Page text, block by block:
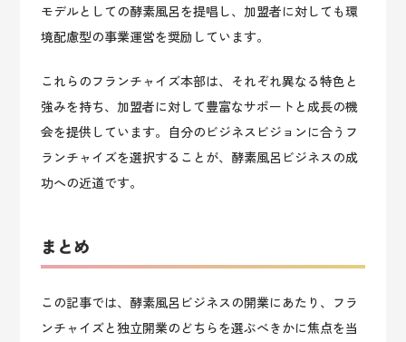
モデルとしての酵素風呂を提唱し、加盟者に対しても環
境配慮型の事業運営を奨励しています。
これらのフランチャイズ本部は、それぞれ異なる特色と
強みを持ち、加盟者に対して豊富なサポートと成長の機
会を提供しています。自分のビジネスビジョンに合うフ
ランチャイズを選択することが、酵素風呂ビジネスの成
功への近道です。
まとめ
この記事では、酵素風呂ビジネスの開業にあたり、フラ
ンチャイズと独立開業のどちらを選ぶべきかに焦点を当